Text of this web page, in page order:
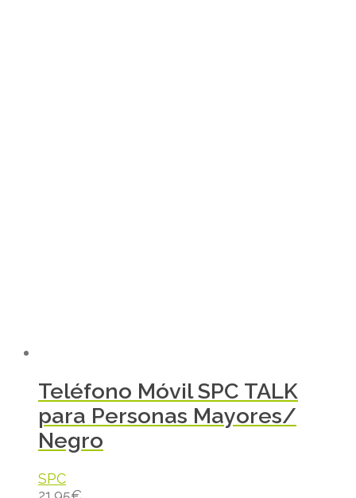
Teléfono Móvil SPC TALK
para Personas Mayores/
Negro
SPC